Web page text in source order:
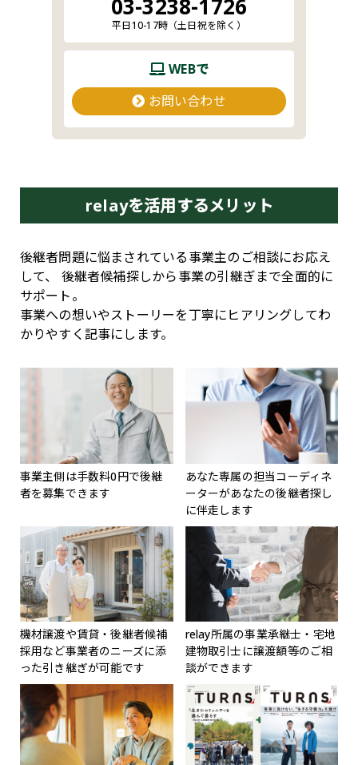
03-3238-1726
平日10-17時（土日祝を除く）
WEBで
お問い合わせ
relayを活用するメリット
後継者問題に悩まされている事業主のご相談にお応え
して、
後継者候補探しから事業の引継ぎまで全面的に
サポート。
事業への想いやストーリーを丁寧にヒアリングしてわ
かりやすく記事にします。
事業主側は手数料0円で後継
者を募集できます
あなた専属の担当コーディネ
ーターがあなたの後継者探し
に伴走します
機材譲渡や賃貸・後継者候補
採用など事業者のニーズに添
った引き継ぎが可能です
relay所属の事業承継士・宅地
建物取引士に譲渡額等のご相
談ができます